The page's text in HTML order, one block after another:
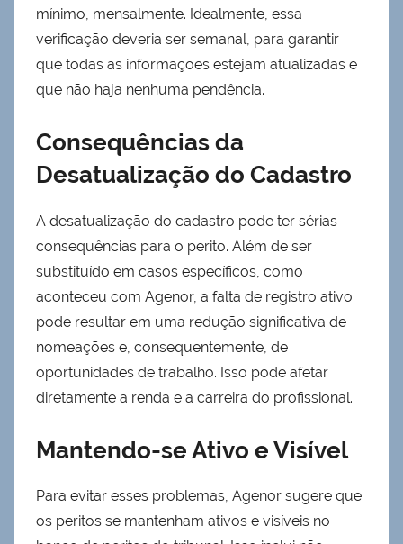
mínimo, mensalmente. Idealmente, essa
verificação deveria ser semanal, para garantir
que todas as informações estejam atualizadas e
que não haja nenhuma pendência.
Consequências da
Desatualização do Cadastro
A desatualização do cadastro pode ter sérias
consequências para o perito. Além de ser
substituído em casos específicos, como
aconteceu com Agenor, a falta de registro ativo
pode resultar em uma redução significativa de
nomeações e, consequentemente, de
oportunidades de trabalho. Isso pode afetar
diretamente a renda e a carreira do profissional.
Mantendo-se Ativo e Visível
Para evitar esses problemas, Agenor sugere que
os peritos se mantenham ativos e visíveis no